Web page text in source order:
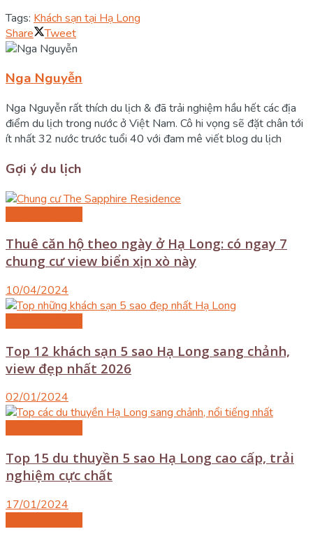
Tags: Khách sạn tại Hạ Long
Share
Tweet
Nga Nguyễn
Nga Nguyễn rất thích du lịch & đã trải nghiệm hầu hết các địa
điểm du lịch trong nước ở Việt Nam. Cô hi vọng sẽ đặt chân tới
ít nhất 32 nước trước tuổi 40 với đam mê viết blog du lịch
Gợi ý du lịch
Thuê căn hộ theo ngày ở Hạ Long: có ngay 7
chung cư view biển xịn xò này
10/04/2024
Top 12 khách sạn 5 sao Hạ Long sang chảnh,
view đẹp nhất 2026
02/01/2024
Top 15 du thuyền 5 sao Hạ Long cao cấp, trải
nghiệm cực chất
17/01/2024